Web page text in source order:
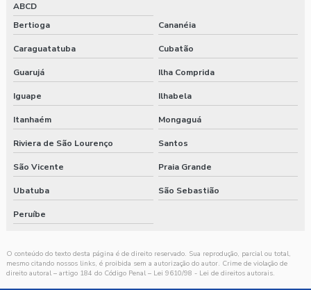
ABCD
Bertioga
Cananéia
Caraguatatuba Cubatão
Guarujá Ilha Comprida
Iguape Ilhabela
Itanhaém Mongaguá
Riviera de São Lourenço Santos
São Vicente Praia Grande
Ubatuba São Sebastião
Peruíbe
O conteúdo do texto desta página é de direito reservado. Sua reprodução, parcial ou total,
mesmo citando nossos links, é proibida sem a autorização do autor. Crime de violação de
direito autoral – artigo 184 do Código Penal – Lei 9610/98 - Lei de direitos autorais.